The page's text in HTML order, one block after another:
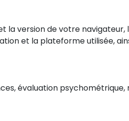
la version de votre
et la plateforme utilisée,
évaluation